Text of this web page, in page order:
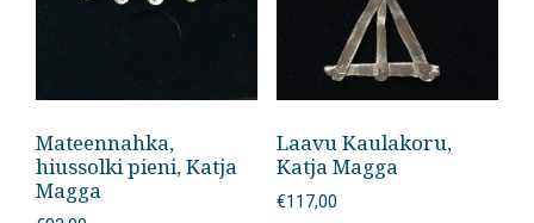
Mateennahka,
hiussolki pieni, Katja
Magga
Laavu Kaulakoru,
Katja Magga
€117,00